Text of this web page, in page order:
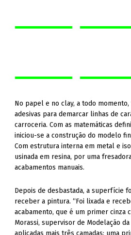
Depois de desbastada, a superfície
Morassi, supervisor de Modelação da
aplicadas mais três camadas: uma
preta, em seguida, a cor
verniz de alto brilho”, conta Morassi.
No total, o modelo é composto por
separados. Todas as peças foram
paralelamente à carroceria.
Diversas peças, como os logotipos e